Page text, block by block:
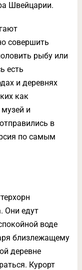
Швейцарии.
совершить
рыбу или
есть
и деревнях
как
и
в
по самым
Они едут
воде
близлежащему
деревне
Курорт